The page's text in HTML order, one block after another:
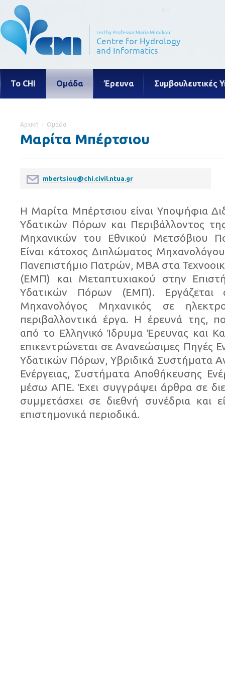
Το CHI Ομάδα Έρευνα Συμβουλευτικές
Αρχική Ομάδα
Μαρίτα Μπέρτσιου
mbertsiou@chi.civil.ntua.gr
Η Μαρίτα Μπέρτσιου είναι Υποψήφια
Υδατικών Πόρων και Περιβάλλοντος
Μηχανικών του Εθνικού Μετσόβιου
Είναι κάτοχος Διπλώματος
Πανεπιστήμιο Πατρών, MBA στα
(ΕΜΠ) και Μεταπτυχιακού στην
Υδατικών Πόρων (ΕΜΠ).
Μηχανολόγος Μηχανικός σε
περιβαλλοντικά έργα. Η έρευνά της,
από το Ελληνικό Ίδρυμα Έρευνας και
επικεντρώνεται σε Ανανεώσιμες Πηγές
Υδατικών Πόρων, Υβριδικά Συστήματα
Ενέργειας, Συστήματα Αποθήκευσης
μέσω ΑΠΕ. Έχει συγγράψει άρθρα σε
συμμετάσχει σε διεθνή συνέδρια και
επιστημονικά περιοδικά.